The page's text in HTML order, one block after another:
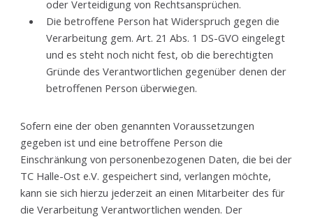
oder Verteidigung von Rechtsansprüchen.
Die betroffene Person hat Widerspruch gegen die
Verarbeitung gem. Art. 21 Abs. 1 DS-GVO eingelegt
und es steht noch nicht fest, ob die berechtigten
Gründe des Verantwortlichen gegenüber denen der
betroffenen Person überwiegen.
Sofern eine der oben genannten Voraussetzungen
gegeben ist und eine betroffene Person die
Einschränkung von personenbezogenen Daten, die bei der
TC Halle-Ost e.V. gespeichert sind, verlangen möchte,
kann sie sich hierzu jederzeit an einen Mitarbeiter des für
die Verarbeitung Verantwortlichen wenden. Der